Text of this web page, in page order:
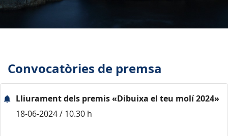
Convocatòries de premsa
Lliurament dels premis «Dibuixa el teu molí 2024»
18-06-2024 / 10.30 h